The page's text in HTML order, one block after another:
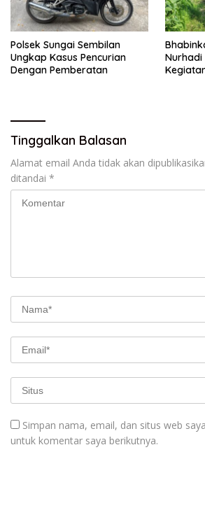
Polsek Sungai Sembilan
Ungkap Kasus Pencurian
Dengan Pemberatan
Nurhadi
Tinggalkan Balasan
Alamat email Anda tidak akan
ditandai *
Simpan nama, email, dan situs web
untuk komentar saya berikutnya.